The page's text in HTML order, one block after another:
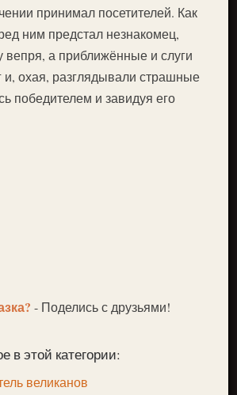
принимал посетителей. Как
ним предстал незнакомец,
а приближённые и слуги
и, охая, разглядывали страшные
победителем и завидуя его
- Поделись с друзьями!
в этой категории:
великанов